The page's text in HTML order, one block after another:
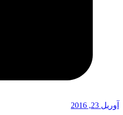
آوریل 23, 2016